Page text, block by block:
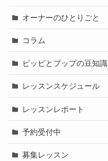
オーナーのひとりごと
コラム
ピッピとプップの豆知識
レッスンスケジュール
レッスンレポート
予約受付中
募集レッスン